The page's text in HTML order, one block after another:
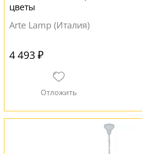
цветы
Arte Lamp (Италия)
4 493 ₽